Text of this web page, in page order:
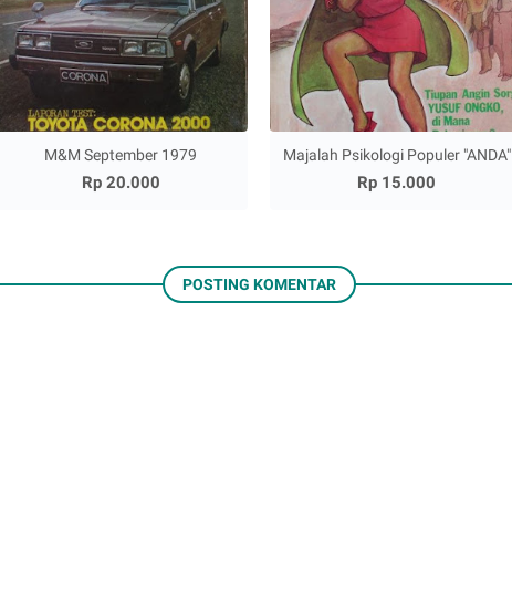
M&M September 1979
Rp 20.000
Majalah Psikologi Populer "ANDA"
Rp 15.000
POSTING KOMENTAR